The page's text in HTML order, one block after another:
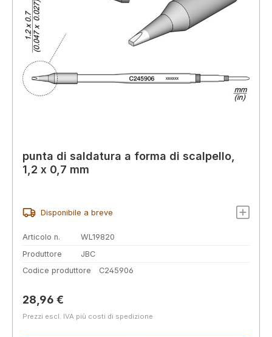
punta di saldatura a forma di scalpello,
1,2 x 0,7 mm
Disponibile a breve
Articolo n.
WL19820
Produttore
JBC
Codice produttore
C245906
Prezzo normale:
28,96 €
Prezzi escl. IVA più costi di spedizione